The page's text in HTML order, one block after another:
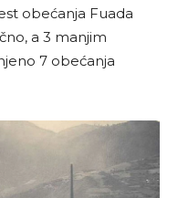
obećanja Fuada
a 3 manjim
7 obećanja